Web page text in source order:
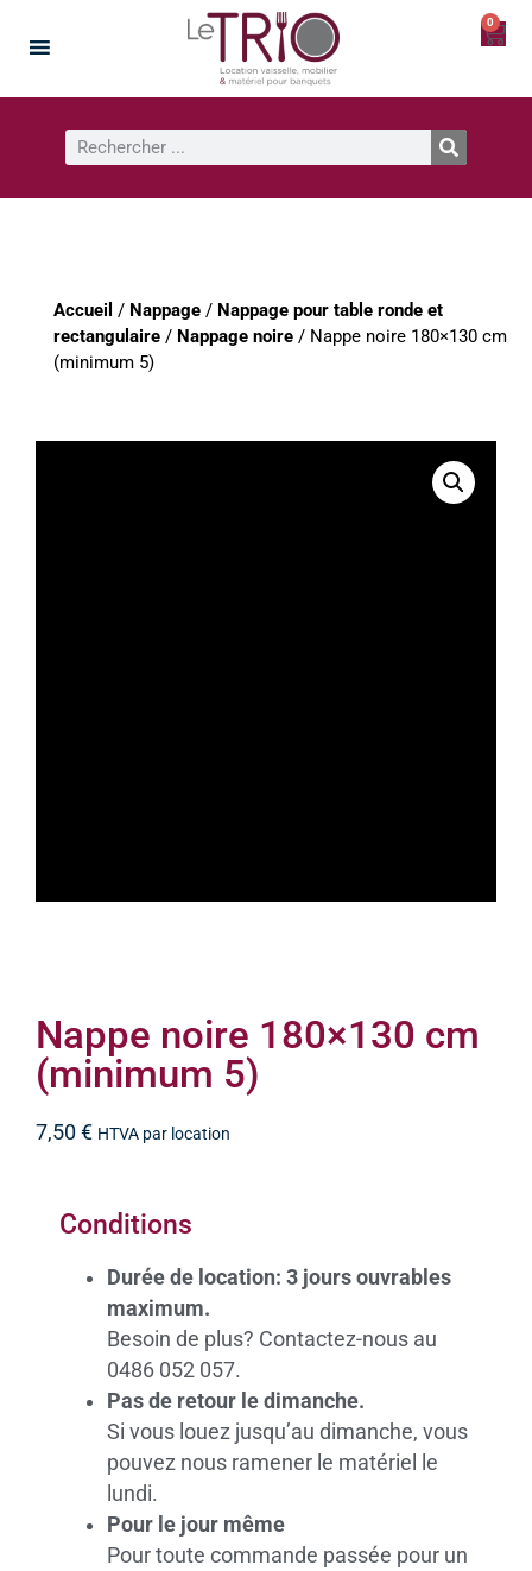
0
Accueil / Nappage / Nappage pour table ronde et
rectangulaire / Nappage noire / Nappe noire 180×130 cm
(minimum 5)
Nappe noire 180×130 cm
(minimum 5)
7,50 € HTVA par location
Conditions
Durée de location: 3 jours ouvrables
maximum.
Besoin de plus? Contactez-nous au
0486 052 057.
Pas de retour le dimanche.
Si vous louez jusqu’au dimanche, vous
pouvez nous ramener le matériel le
lundi.
Pour le jour même
Pour toute commande passée pour un